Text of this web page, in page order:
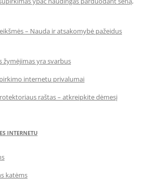
– Nauda ir atsakomybė pažeidus
žymėjimas yra svarbus
internetu privalumai
raštas – atkreipkite dėmesį
INTERNETU
katėms